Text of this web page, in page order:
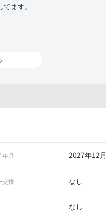
月 2027年12月
交換 なし
なし
ます。